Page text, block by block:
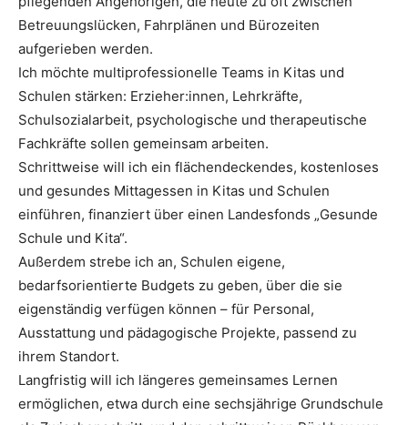
Betreuungslücken, Fahrplänen und Bürozeiten
aufgerieben werden.
Ich möchte multiprofessionelle Teams in Kitas und
Schulen stärken: Erzieher:innen, Lehrkräfte,
Schulsozialarbeit, psychologische und therapeutische
Fachkräfte sollen gemeinsam arbeiten.
Schrittweise will ich ein flächendeckendes, kostenloses
und gesundes Mittagessen in Kitas und Schulen
einführen, finanziert über einen Landesfonds „Gesunde
Schule und Kita“.
Außerdem strebe ich an, Schulen eigene,
bedarfsorientierte Budgets zu geben, über die sie
eigenständig verfügen können – für Personal,
Ausstattung und pädagogische Projekte, passend zu
ihrem Standort.
Langfristig will ich längeres gemeinsames Lernen
ermöglichen, etwa durch eine sechsjährige Grundschule